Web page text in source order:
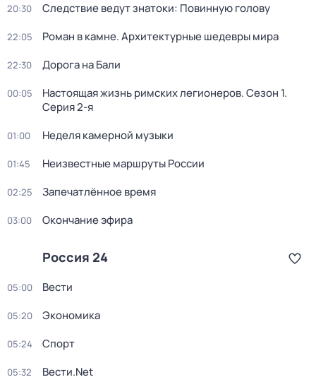
20:30 Следствие ведут знатоки: Повинную голову
22:05 Роман в камне. Архитектурные шедевры мира
22:30 Дорога на Бали
00:05 Настоящая жизнь римских легионеров. Сезон 1.
Серия 2-я
01:00 Неделя камерной музыки
01:45 Неизвестные маршруты России
02:25 Запечатлённое время
03:00 Окончание эфира
Россия 24
05:00 Вести
05:20 Экономика
05:24 Спорт
05:32 Вести.Net